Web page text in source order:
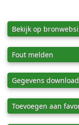
Bekijk op
Fout melden
Gegevens
Toevoegen aan